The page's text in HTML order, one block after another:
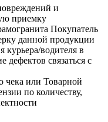
и
приемку
Покупатель
данной продукции
курьера/водителя в
дефектов связаться с
чека или Товарной
по количеству,